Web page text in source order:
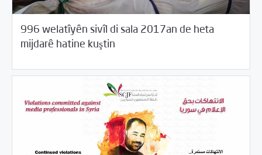
996 welatîyên sivîl di sala 2017an de heta
mijdarê hatine kuştin
pêncemîn/ Rewangeha Binpêkirinan/Rotator